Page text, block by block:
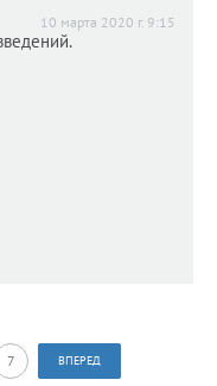
10 марта 2020 г. 9:15
7 ВПЕРЕД